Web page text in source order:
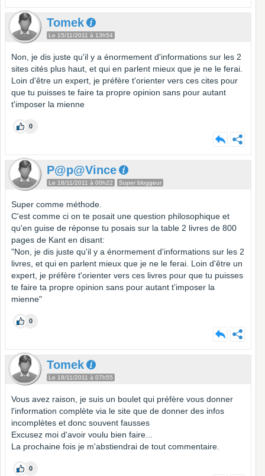
Tomek
Le 15/11/2011 à 13h54
Non, je dis juste qu'il y a énormement d'informations sur les 2
sites cités plus haut, et qui en parlent mieux que je ne le ferai.
Loin d'être un expert, je préfère t'orienter vers ces cites pour
que tu puisses te faire ta propre opinion sans pour autant
t'imposer la mienne
0
P@p@Vince
Le 18/11/2011 à 00h22 Super bloggeur
Super comme méthode.
C'est comme ci on te posait une question philosophique et
qu'en guise de réponse tu posais sur la table 2 livres de 800
pages de Kant en disant:
"Non, je dis juste qu'il y a énormement d'informations sur les 2
livres, et qui en parlent mieux que je ne le ferai. Loin d'être un
expert, je préfère t'orienter vers ces livres pour que tu puisses
te faire ta propre opinion sans pour autant t'imposer la
mienne"
0
Tomek
Le 18/11/2011 à 07h55
Vous avez raison, je suis un boulet qui préfère vous donner
l'information complète via le site que de donner des infos
incomplètes et donc souvent fausses
Excusez moi d'avoir voulu bien faire...
La prochaine fois je m'abstiendrai de tout commentaire.
0